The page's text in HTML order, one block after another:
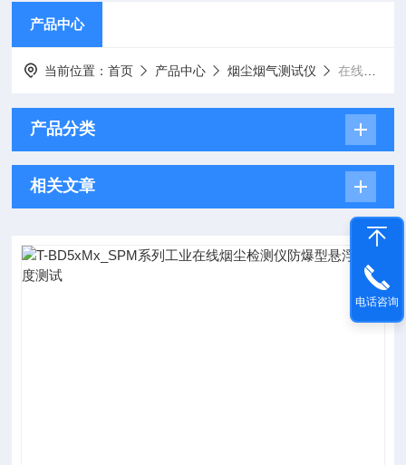
产品中心
当前位置：首页 产品中心 烟尘烟气测试仪 在线烟尘检测仪
产品分类
相关文章
电话咨询